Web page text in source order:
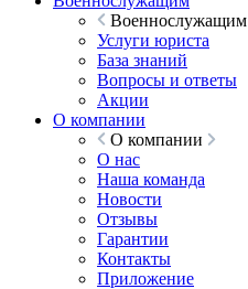
Военнослужащим
Услуги юриста
База знаний
Вопросы и ответы
Акции
О компании
О компании
О нас
Наша команда
Новости
Отзывы
Гарантии
Контакты
Приложение